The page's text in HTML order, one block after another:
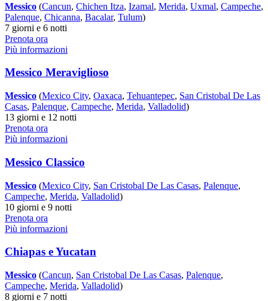
Messico (Cancun, Chichen Itza, Izamal, Merida, Uxmal, Campeche,
Palenque, Chicanna, Bacalar, Tulum)
7 giorni e 6 notti
Prenota ora
Più informazioni
Messico Meraviglioso
Messico (Mexico City, Oaxaca, Tehuantepec, San Cristobal De Las
Casas, Palenque, Campeche, Merida, Valladolid)
13 giorni e 12 notti
Prenota ora
Più informazioni
Messico Classico
Messico (Mexico City, San Cristobal De Las Casas, Palenque,
Campeche, Merida, Valladolid)
10 giorni e 9 notti
Prenota ora
Più informazioni
Chiapas e Yucatan
Messico (Cancun, San Cristobal De Las Casas, Palenque,
Campeche, Merida, Valladolid)
8 giorni e 7 notti